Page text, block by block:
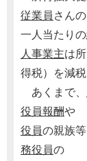
従業員 さんの
一人当たり
人事業主は所
得税）を減
あくまで、
役員報酬や
役員の親族
務役員の